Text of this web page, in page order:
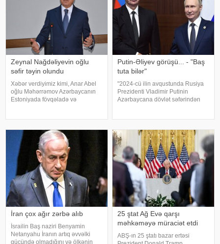
Zeynal Nağdəliyevin oğlu
səfir təyin olundu
Xəbər verdiyimiz kimi, Anar Abel
oğlu Məhərrəmov Azərbaycanın
Estoniyada fövqəladə və
Nağdəliyev Azərbaycanın
Estoniyada fövqəlad
Putin-Əliyev görüşü... - "Baş
tuta bilər"
"2024-cü ilin avqustunda Rusiya
Prezidenti Vladimir Putinin
Azərbaycana dövlət səfərindən
fikrincə, həmin dövrdə siyasi
dialoq
İran çox ağır zərbə alıb
İsrailin Baş naziri Benyamin
Netanyahu İranın artıq əvvəlki
gücündə olmadığını və ölkənin
25 ştat Ağ Evə qarşı
məhkəməyə müraciət etdi
ABŞ-ın 25 ştatı bazar ertəsi